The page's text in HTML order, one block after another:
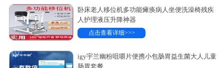
卧床老人移位机多功能瘫痪病人坐便洗澡椅残疾
人护理液压升降神器
点击查看详细>>>
igy宇兰幽粉咀嚼片便携小包肠胃益生菌大人儿童
肠胃套餐